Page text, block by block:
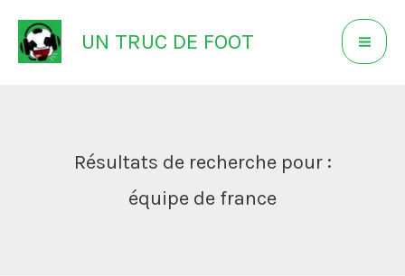
Aller
au
UN TRUC DE FOOT
Résultats de recherche pour :
équipe de france